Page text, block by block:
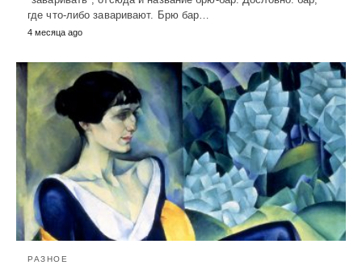
где что-либо заваривают. Брю бар…
4 месяца ago
РАЗНОЕ